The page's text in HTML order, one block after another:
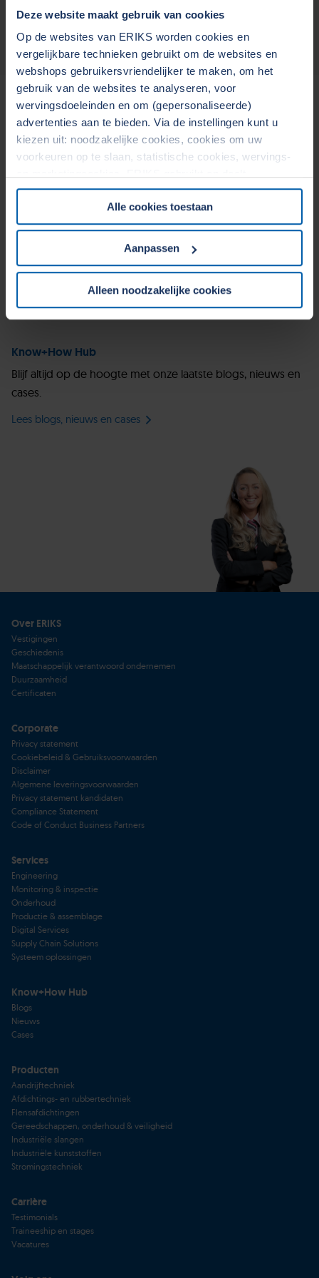
Deze website maakt gebruik van cookies
Op de websites van ERIKS worden cookies en
vergelijkbare technieken gebruikt om de websites en
webshops gebruikersvriendelijker te maken, om het
gebruik van de websites te analyseren, voor
wervingsdoeleinden en om (gepersonaliseerde)
advertenties aan te bieden. Via de instellingen kunt u
kiezen uit: noodzakelijke cookies, cookies om uw
voorkeuren op te slaan, statistische cookies, wervings-
persoonsgegevens met Derden. Door op de OK-knop te
klikken, gaat u akkoord met het gebruik van alle cookies
en geeft u toestemming voor de bijbehorende verwerking
van uw persoonsgegevens. Zie voor meer informatie
allen tijde uw toestemming wijzigen of intrekken in het
Cookiebeleid op onze website.
Alle cookies toestaan
Aanpassen
Alleen noodzakelijke cookies
Basiscursus afsluiters
Verwerkingscursus kunststof leidingsystemen
Wij helpen u graag verder
Heeft u vragen?
Bel ons algemene nummer:
T +31 88 855 85 58
Direct naar verkoopafdeling
Direct een product bestellen? Dat kan eenvoudig in onze
webshop.
Online bestellen
Know+How Hub
Blijf altijd op de hoogte met onze laatste blogs, nieuws en
cases.
Lees blogs, nieuws en cases
Over ERIKS
Vestigingen
Geschiedenis
Maatschappelijk verantwoord ondernemen
Duurzaamheid
Certificaten
Corporate
Privacy statement
Cookiebeleid & Gebruiksvoorwaarden
Disclaimer
Algemene leveringsvoorwaarden
Privacy statement kandidaten
Compliance Statement
Code of Conduct Business Partners
Services
Engineering
Monitoring & inspectie
Onderhoud
Productie & assemblage
Digital Services
Supply Chain Solutions
Systeem oplossingen
Know+How Hub
Blogs
Nieuws
Cases
Producten
Aandrijftechniek
Afdichtings- en rubbertechniek
Flensafdichtingen
Gereedschappen, onderhoud & veiligheid
Industriële slangen
Industriële kunststoffen
Stromingstechniek
Carrière
Testimonials
Traineeship en stages
Vacatures